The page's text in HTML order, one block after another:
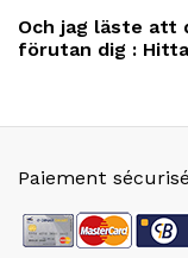
Post
Och jag läste att
förutan dig :
Paiement sécurisé